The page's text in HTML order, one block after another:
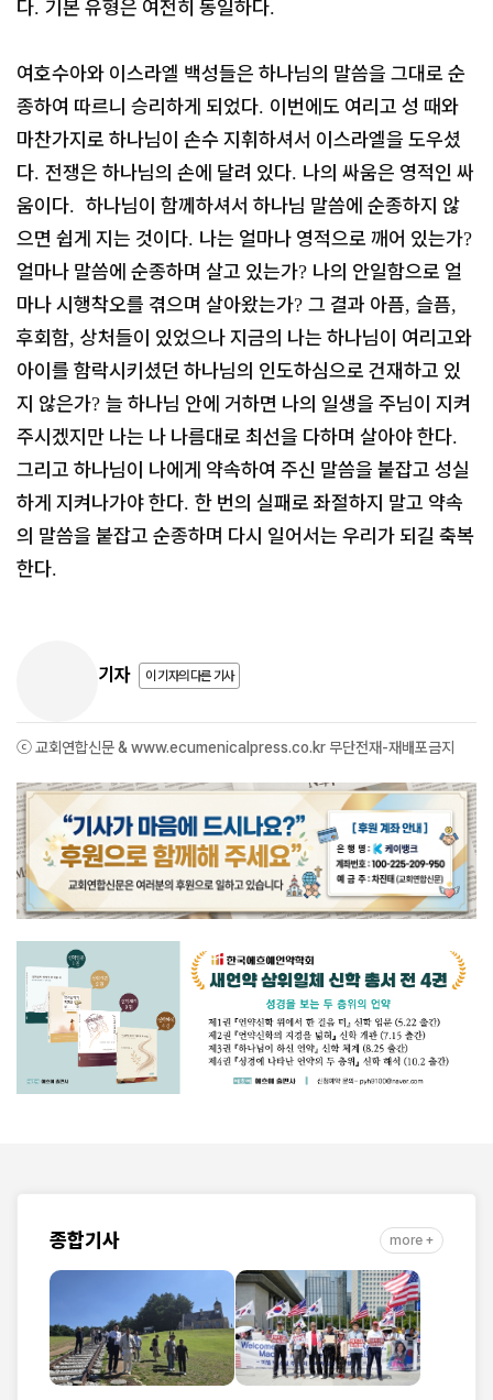
다. 기본 유형은 여전히 동일하다.
여호수아와 이스라엘 백성들은 하나님의 말씀을 그대로 순
종하여 따르니 승리하게 되었다. 이번에도 여리고 성 때와
마찬가지로 하나님이 손수 지휘하셔서 이스라엘을 도우셨
다. 전쟁은 하나님의 손에 달려 있다. 나의 싸움은 영적인 싸
움이다. 하나님이 함께하셔서 하나님 말씀에 순종하지 않
으면 쉽게 지는 것이다. 나는 얼마나 영적으로 깨어 있는가?
얼마나 말씀에 순종하며 살고 있는가? 나의 안일함으로 얼
마나 시행착오를 겪으며 살아왔는가? 그 결과 아픔, 슬픔,
후회함, 상처들이 있었으나 지금의 나는 하나님이 여리고와
아이를 함락시키셨던 하나님의 인도하심으로 건재하고 있
지 않은가? 늘 하나님 안에 거하면 나의 일생을 주님이 지켜
주시겠지만 나는 나 나름대로 최선을 다하며 살아야 한다.
그리고 하나님이 나에게 약속하여 주신 말씀을 붙잡고 성실
하게 지켜나가야 한다. 한 번의 실패로 좌절하지 말고 약속
의 말씀을 붙잡고 순종하며 다시 일어서는 우리가 되길 축복
한다.
기자 이 기자의 다른 기사
ⓒ 교회연합신문 & www.ecumenicalpress.co.kr 무단전재-재배포금지
종합기사 more +